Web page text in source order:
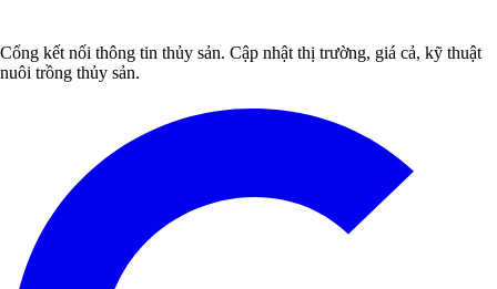
Cổng kết nối thông tin thủy sản. Cập nhật thị trường, giá cả, kỹ thuật
nuôi trồng thủy sản.